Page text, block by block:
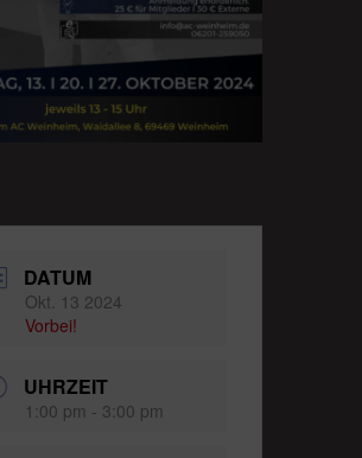
DATUM
Okt. 13 2024
Vorbei!
UHRZEIT
1:00 pm - 3:00 pm